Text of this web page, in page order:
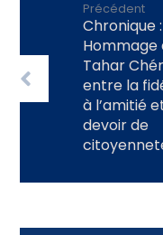
Précédent
Chronique :
Hommage
Tahar
entre la
à l’amitié
devoir de